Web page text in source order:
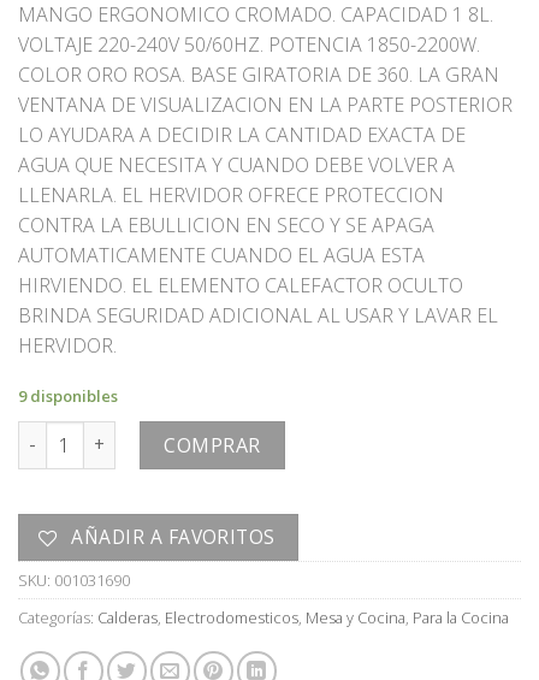
MANGO ERGONOMICO CROMADO. CAPACIDAD 1 8L.
VOLTAJE 220-240V 50/60HZ. POTENCIA 1850-2200W.
COLOR ORO ROSA. BASE GIRATORIA DE 360. LA GRAN
VENTANA DE VISUALIZACION EN LA PARTE POSTERIOR
LO AYUDARA A DECIDIR LA CANTIDAD EXACTA DE
AGUA QUE NECESITA Y CUANDO DEBE VOLVER A
LLENARLA. EL HERVIDOR OFRECE PROTECCION
CONTRA LA EBULLICION EN SECO Y SE APAGA
AUTOMATICAMENTE CUANDO EL AGUA ESTA
HIRVIENDO. EL ELEMENTO CALEFACTOR OCULTO
BRINDA SEGURIDAD ADICIONAL AL USAR Y LAVAR EL
HERVIDOR.
9 disponibles
CALDERA cantidadCOMPRAR
AÑADIR A FAVORITOS
SKU: 001031690
Categorías: Calderas, Electrodomesticos, Mesa y Cocina, Para la Cocina